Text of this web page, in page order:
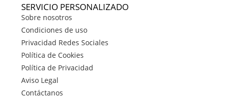
SERVICIO PERSONALIZADO
Sobre nosotros
Condiciones de uso
Privacidad Redes Sociales
Política de Cookies
Política de Privacidad
Aviso Legal
Contáctanos